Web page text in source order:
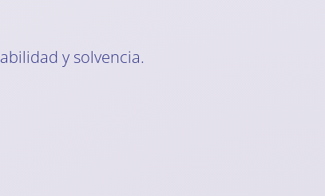
y solvencia.